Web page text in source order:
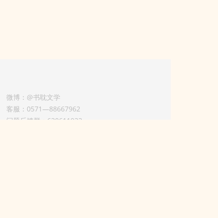
微博：@书耽文学
客服：0571—88667962
问题反馈群：630611933